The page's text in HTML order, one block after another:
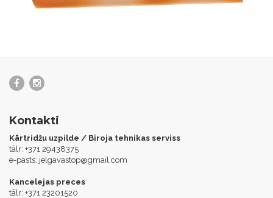
KOSMĒTISKĀS SALVETES PALOMA BASIC, 2 SL., 100
Kontakti
Kārtridžu uzpilde / Biroja tehnikas serviss
tālr: +371 29438375
e-pasts: jelgavastop@gmail.com
Kancelejas preces
tālr: +371 23201520